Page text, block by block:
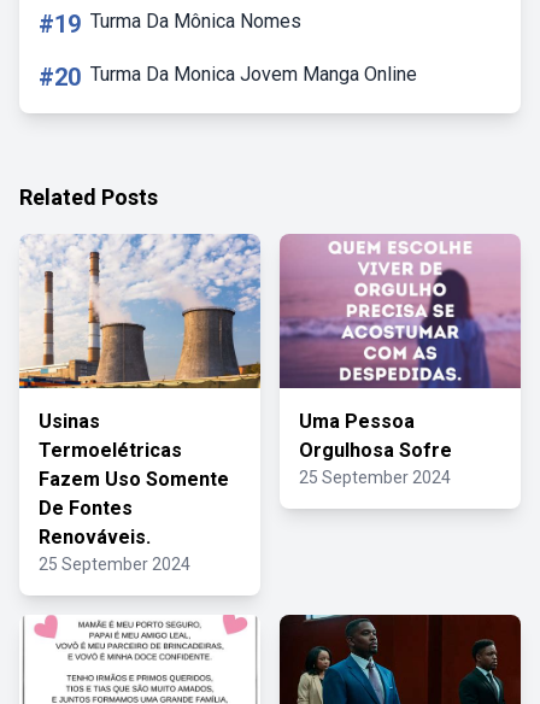
#19 Turma Da Mônica Nomes
#20 Turma Da Monica Jovem Manga Online
Related Posts
Usinas
Termoelétricas
Fazem Uso Somente
De Fontes
Renováveis.
25 September 2024
Uma Pessoa
Orgulhosa Sofre
25 September 2024